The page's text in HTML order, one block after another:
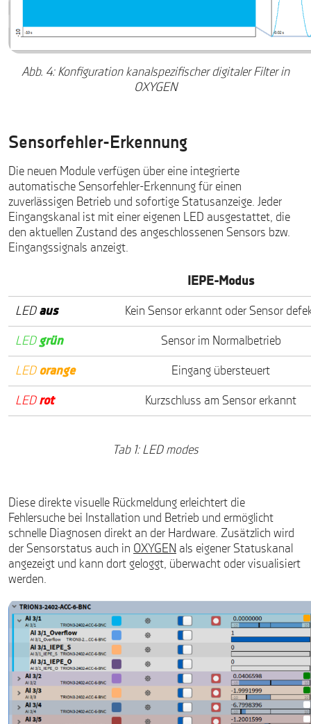
Abb. 4: Konfiguration kanalspezifischer digitaler Filter in
OXYGEN
Sensorfehler-Erkennung
Die neuen Module verfügen über eine integrierte
automatische Sensorfehler-Erkennung für einen
zuverlässigen Betrieb und sofortige Statusanzeige. Jeder
Eingangskanal ist mit einer eigenen LED ausgestattet, die
den aktuellen Zustand des angeschlossenen Sensors bzw.
Eingangssignals anzeigt.
IEPE-Modus
LED aus Kein Sensor erkannt oder Sensor
LED grün Sensor im Normalbetrieb
LED orange Eingang übersteuert
LED rot Kurzschluss am Sensor erkannt
Tab 1: LED modes
Diese direkte visuelle Rückmeldung erleichtert die
Fehlersuche bei Installation und Betrieb und ermöglicht
schnelle Diagnosen direkt an der Hardware. Zusätzlich wird
der Sensorstatus auch in OXYGEN als eigener Statuskanal
angezeigt und kann dort geloggt, überwacht oder visualisiert
werden.